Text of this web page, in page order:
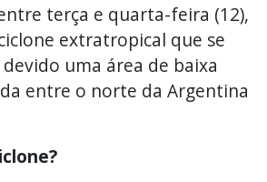
terça e quarta-feira (12),
extratropical que se
uma área de baixa
entre o norte da Argentina